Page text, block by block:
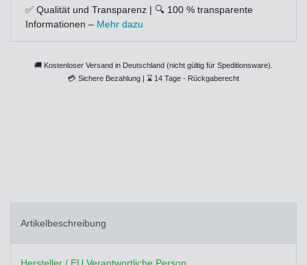
✅ Qualität und Transparenz | 🔍 100 % transparente
Informationen – Mehr dazu
🚚 Kostenloser Versand in Deutschland (nicht gültig für Speditionsware).
💳 Sichere Bezahlung | ⌛ 14 Tage - Rückgaberecht
Artikelbeschreibung